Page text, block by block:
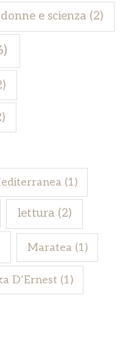
donne e scienza (2)
(1)
lettura (2)
Maratea(1)
D’Ernest (1)